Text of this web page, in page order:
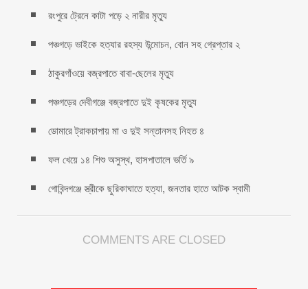
রংপুরে ট্রেনে কাটা পড়ে ২ নারীর মৃত্যু
পঞ্চগড়ে ভাইকে হত্যার রহস্য উন্মোচন, বোন সহ গ্রেপ্তার ২
ঠাকুরগাঁওয়ে বজ্রপাতে বাবা-ছেলের মৃত্যু
পঞ্চগড়ের দেবীগঞ্জে বজ্রপাতে দুই কৃষকের মৃত্যু
ডোমারে ট্রাকচাপায় মা ও দুই সন্তানসহ নিহত ৪
ফল খেয়ে ১৪ শিশু অসুস্থ, হাসপাতালে ভর্তি ৯
গোবিন্দগঞ্জে স্ত্রীকে ছুরিকাঘাতে হত্যা, জনতার হাতে আটক স্বামী
COMMENTS ARE CLOSED